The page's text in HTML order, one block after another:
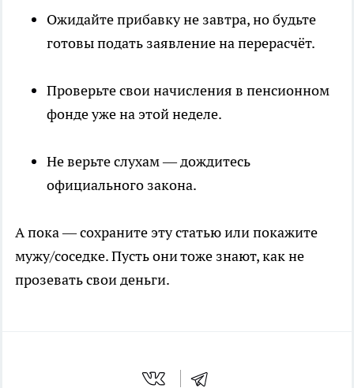
Ожидайте прибавку не завтра, но будьте
готовы подать заявление на перерасчёт.
Проверьте свои начисления в пенсионном
фонде уже на этой неделе.
Не верьте слухам — дождитесь
официального закона.
А пока — сохраните эту статью или покажите
мужу/соседке. Пусть они тоже знают, как не
прозевать свои деньги.